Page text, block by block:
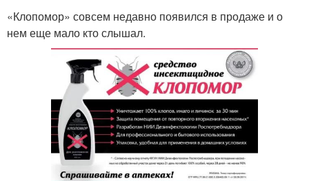
«Клопомор» совсем недавно появился в продаже и о
нем еще мало кто слышал.